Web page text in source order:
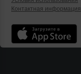
Контактная информация